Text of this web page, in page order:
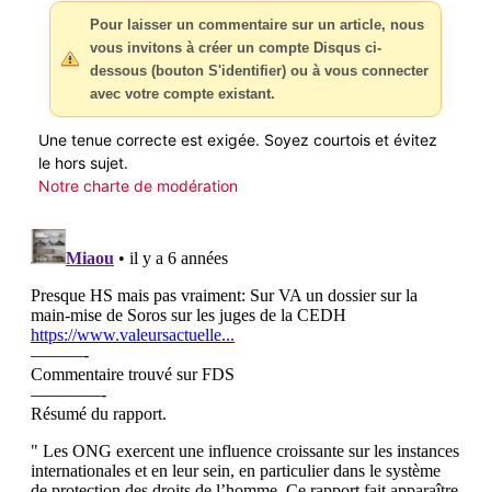
Pour laisser un commentaire sur un article, nous
vous invitons à créer un compte Disqus ci-
dessous (bouton S'identifier) ou à vous connecter
avec votre compte existant.
Une tenue correcte est exigée. Soyez courtois et évitez
le hors sujet.
Notre charte de modération